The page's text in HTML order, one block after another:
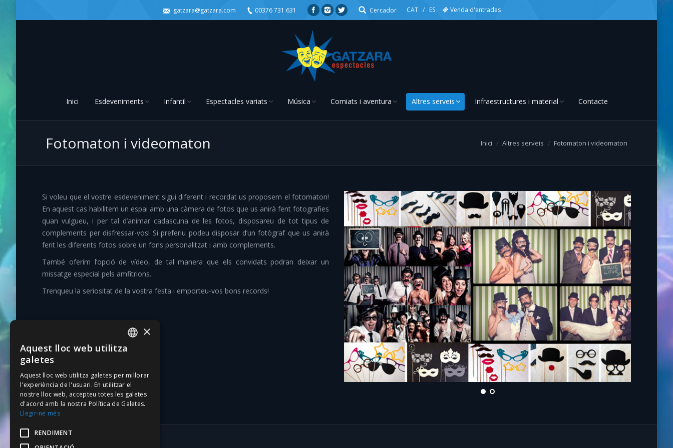
gatzara@gatzara.com 00376 731 631 Cercador CAT / ES Venda d'entrades
Inici Esdeveniments Infantil Espectacles variats Música Comiats i aventura Altres serveis Infraestructures i material Contacte
Fotomaton i videomaton Inici Altres serveis Fotomaton i videomaton
Si voleu que el vostre esdeveniment sigui diferent i recordat us proposem el fotomaton!
En aquest cas habilitem un espai amb una càmera de fotos que us anirà fent fotografies
quan vulgueu, i per tal d’animar cadascuna de les fotos, disposareu de tot tipus de
complements per disfressar-vos! Si preferiu podeu disposar d’un fotògraf que us anirà
fent les diferents fotos sobre un fons personalitzat i amb complements.
També oferim l’opció de vídeo, de tal manera que els convidats podran deixar un
missatge especial pels amfitrions.
Trenqueu la seriositat de la vostra festa i emporteu-vos bons records!
SPANISH
×
Aquest lloc web utilitza
galetes
Aquest lloc web utilitza galetes per millorar
l'experiència de l'usuari. En utilitzar el
nostre lloc web, accepteu totes les galetes
d'acord amb la nostra Política de Galetes.
Llegir-ne més
RENDIMENT